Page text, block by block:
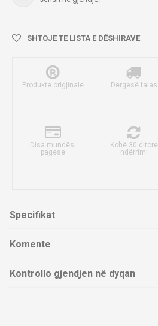
SHTOJE TE LISTA E DËSHIRAVE
Produkte origjinale Dërgesë falas
Disa mundësi
pagese
Kohë 30 ditore
ndërrimi
Specifikat
Komente
Kontrollo gjendjen në dyqan